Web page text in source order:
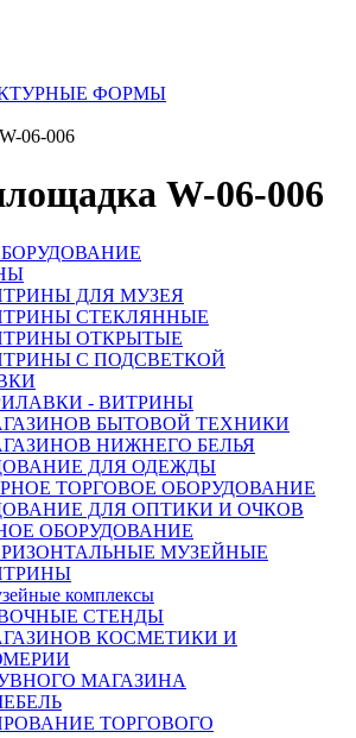
ФОРМЫ
06-006
W-06-006
ДЛЯ МУЗЕЯ
СТЕКЛЯННЫЕ
ОТКРЫТЫЕ
С ПОДСВЕТКОЙ
- ВИТРИНЫ
БЫТОВОЙ ТЕХНИКИ
НИЖНЕГО БЕЛЬЯ
ДЛЯ ОДЕЖДЫ
ТОРГОВОЕ ОБОРУДОВАНИЕ
ДЛЯ ОПТИКИ И ОЧКОВ
ОБОРУДОВАНИЕ
МУЗЕЙНЫЕ
комплексы
СТЕНДЫ
КОСМЕТИКИ И
МАГАЗИНА
ТОРГОВОГО